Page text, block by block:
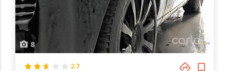
8
2.7